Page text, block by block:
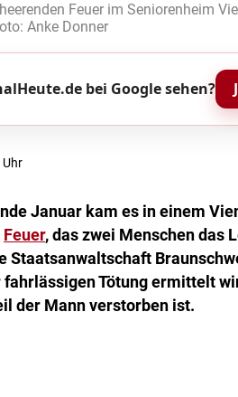
Feuer im Seniorenheim
Anke Donner
bei Google sehen?
Januar kam es in einem
Feuer, das zwei Menschen das
Staatsanwaltschaft
Tötung ermittelt
der Mann verstorben ist.